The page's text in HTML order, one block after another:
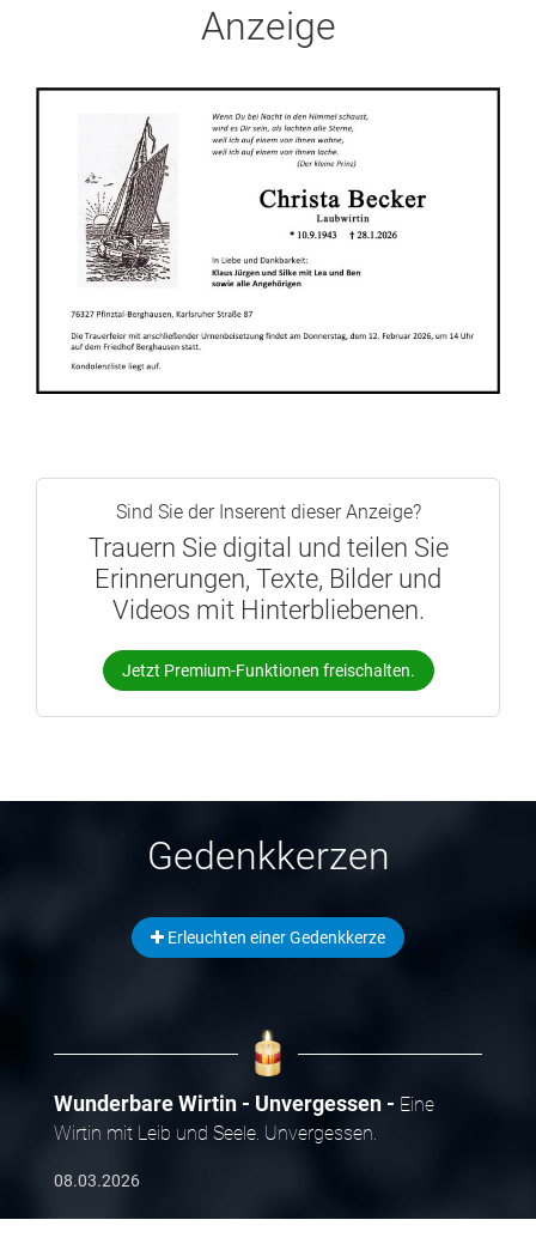
Anzeige
Sind Sie der Inserent dieser Anzeige?
Trauern Sie digital und teilen Sie
Erinnerungen, Texte, Bilder und
Videos mit Hinterbliebenen.
Jetzt Premium-Funktionen freischalten.
Gedenkkerzen
Erleuchten einer Gedenkkerze
Wunderbare Wirtin - Unvergessen
Eine
Wirtin mit Leib und Seele. Unvergessen.
08.03.2026